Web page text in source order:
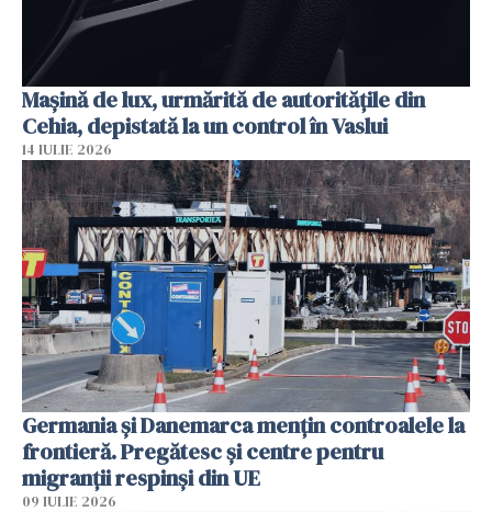
Mașină de lux, urmărită de autoritățile din
Cehia, depistată la un control în Vaslui
14 IULIE 2026
Germania și Danemarca mențin controalele la
frontieră. Pregătesc și centre pentru
migranții respinși din UE
09 IULIE 2026